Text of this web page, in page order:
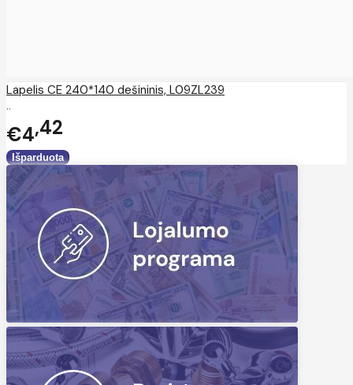
Lapelis CE 240*140 dešininis, L09ZL239
..
€4 42